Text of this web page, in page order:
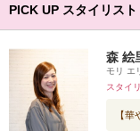
PICK UP スタイリスト
森 絵
モリ エ
スタイ
【